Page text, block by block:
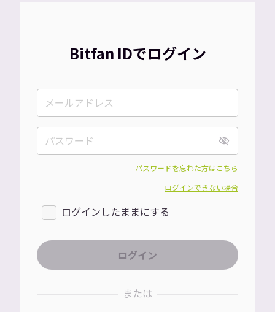
Bitfan IDでログイン
パスワードを忘れた方はこちら
ログインできない場合
ログインしたままにする
または